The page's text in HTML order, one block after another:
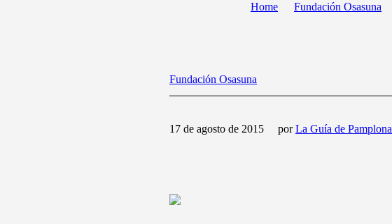
Home Fundación Osasuna
Fundación Osasuna
17 de agosto de 2015 porLa Guía de Pamplona